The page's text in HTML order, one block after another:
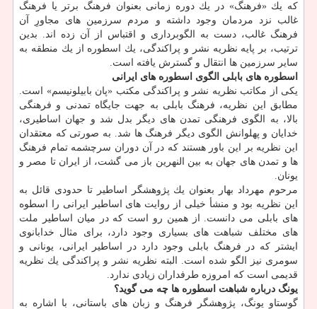
كه یك «فرهنگ» در یك دوره زمانی بعنوان فرهنگ برتر یا فرهنگ
غالب نزد مردمان وجود داشته و مردم سرزمین های مجاورِ آن
فرهنگ غالب، دست به الگوبرداری و اقتباس از آن زده اند. بدین
ترتیب، بر پایه نظریه نشر و پراكندگی، یك اسطوره از یك منطقه به
سایر سرزمین ها انتقال و گسترش یافته است.
اسطوره های بابلی الگوی اسطوره های ایرانی
یكی از مكاتب نظریه نشر و پراكندگی مكتب «پان بابیلونیسم» است.
مطابق این نظریه، فرهنگ بابلی به جهت جایگاه تمدنی و فرهنگی
بالا، به الگوی فرهنگی تمدن های دیگر بدل شد و جهان اساطیری،
خدایان و پهلوانش الگوی دیگر فرهنگ ها شد. به صورتی كه معتقدان
این نظریه بر این باور هستند كه در آن دوران سرچشمه تمام فرهنگ
ها و تمدن های جهان به بین النهرین باز می گشت، از ایران تا مصر و
یونان.
مرحوم مهرداد بهار بعنوان یك پژوهشگر اساطیر تا حدودی قائل به
این نظریه بود و منشأ خیلی از روایت های اساطیر ایرانی را اسطوه
های بابلی می دانست. از همین رو است كه در میان اساطیر ملت
های مختلف شباهت های بسیاری وجود دارد، برای مثال خدابانوی
ایشتر كه در فرهنگ بابلی وجود دارد در اساطیر ایرانی، یونانی و
سومری نیز الگو شده است. البته نظریه نشر و پراكندگی یك نظریه
قدیمی است كه امروزه طرفداران زیادی ندارد.
یونگ درباره شباهت اسطوره ها چه می گوید؟
گوستاو یونگ، پژوهشگر فرهنگ و زبان های باستانی، با اشاره به